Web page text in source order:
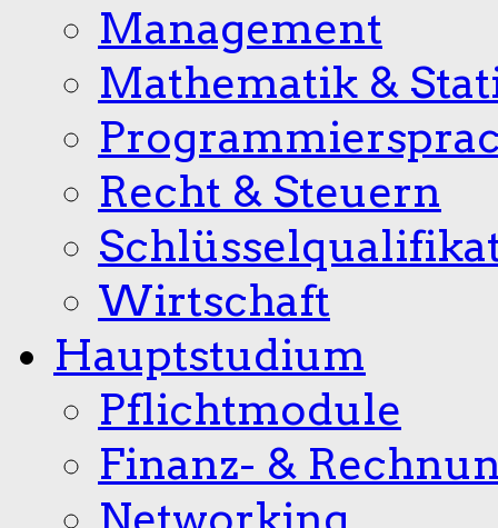
Management
Mathematik &
Recht & Steuern
Wirtschaft
Hauptstudium
Pflichtmodule
Finanz- &